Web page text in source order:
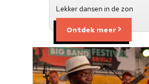
Lekker dansen in de zon
Ontdek meer